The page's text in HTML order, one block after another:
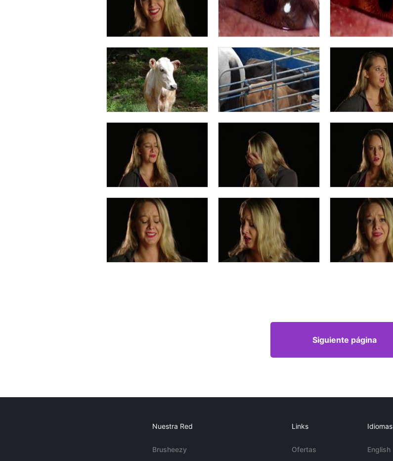
Siguiente página
Nuestra Red
Brusheezy
Links
Ofertas
Idiomas
English